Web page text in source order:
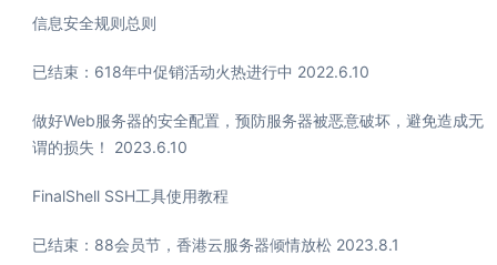
信息安全规则总则
已结束：618年中促销活动火热进行中 2022.6.10
做好Web服务器的安全配置，预防服务器被恶意破坏，避免造成无
谓的损失！ 2023.6.10
FinalShell SSH工具使用教程
已结束：88会员节，香港云服务器倾情放松 2023.8.1